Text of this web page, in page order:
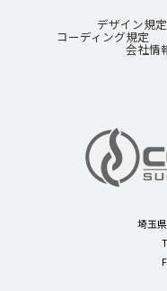
デザイン規定
コーディング規定
会社情
埼玉